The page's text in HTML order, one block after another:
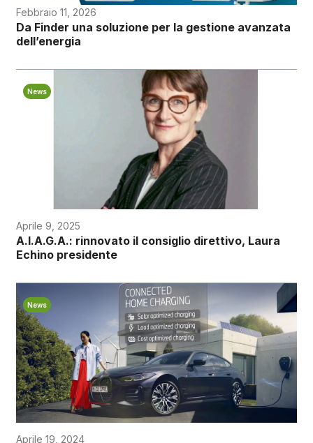
Febbraio 11, 2026
Da Finder una soluzione per la gestione avanzata
dell’energia
News
Aprile 9, 2025
A.I.A.G.A.: rinnovato il consiglio direttivo, Laura
Echino presidente
News
Aprile 19, 2024